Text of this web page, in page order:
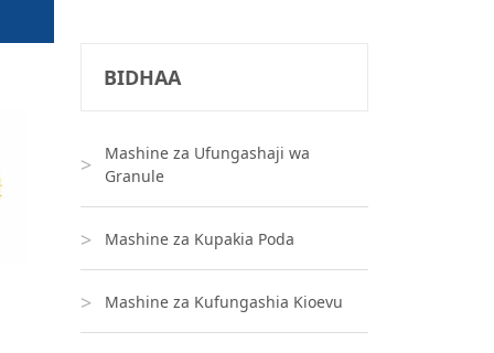
BIDHAA
Mashine za Ufungashaji wa
Granule
Mashine za Kupakia Poda
Mashine za Kufungashia Kioevu